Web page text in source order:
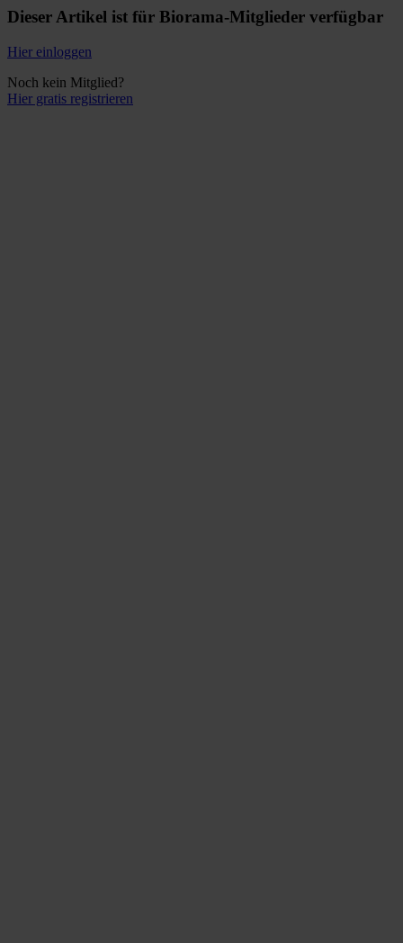
Dieser Artikel ist für Biorama-Mitglieder verfügbar
Hier einloggen
Noch kein Mitglied?
Hier gratis registrieren